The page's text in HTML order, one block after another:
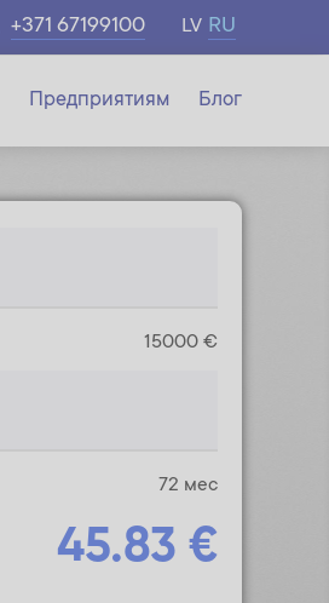
+371 67199100 RU
LV
Предприятиям Блог
15000 €
72 мес
45.83 €